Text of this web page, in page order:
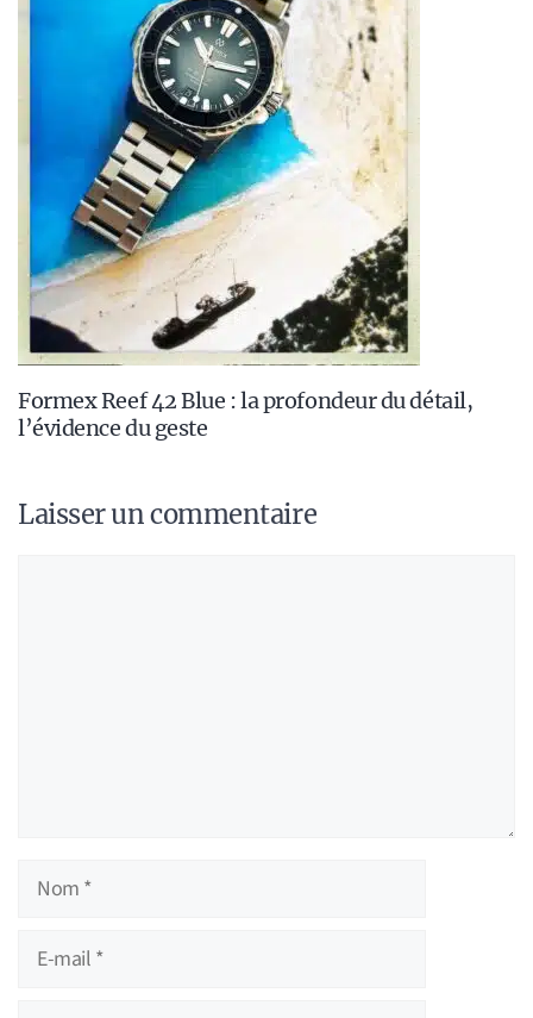
Formex Reef 42 Blue : la profondeur du détail,
l’évidence du geste
Laisser un commentaire
Nom